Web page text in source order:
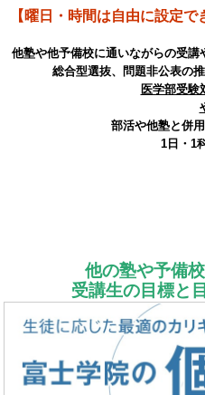
【曜日・時間は自由に設定
他塾や他予備校に通いながらの受
総合型選抜、問題非公表の
医学部受験
部活や他塾と併
1日・1
他の塾や予備
受講生の目標と